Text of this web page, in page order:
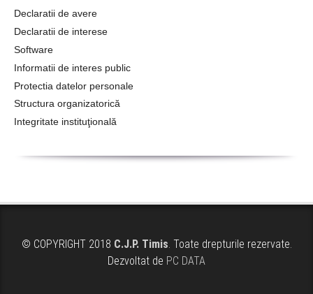
Declaratii de avere
Declaratii de interese
Software
Informatii de interes public
Protectia datelor personale
Structura organizatorică
Integritate instituţională
© COPYRIGHT 2018 C.J.P. Timis . Toate drepturile rezervate.
Dezvoltat de PC DATA